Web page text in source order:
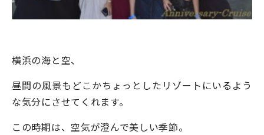
横浜の海と空、
昼間の風景もどこかちょっとしたリゾートにいるよう
な気分にさせてくれます。
この時期は、空気が澄んで美しい季節。